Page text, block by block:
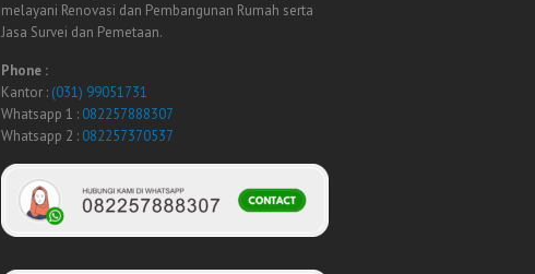
melayani Renovasi dan Pembangunan Rumah serta
Jasa Survei dan Pemetaan.
Phone :
Kantor : (031) 99051731
Whatsapp 1 : 082257888307
Whatsapp 2 : 082257370537